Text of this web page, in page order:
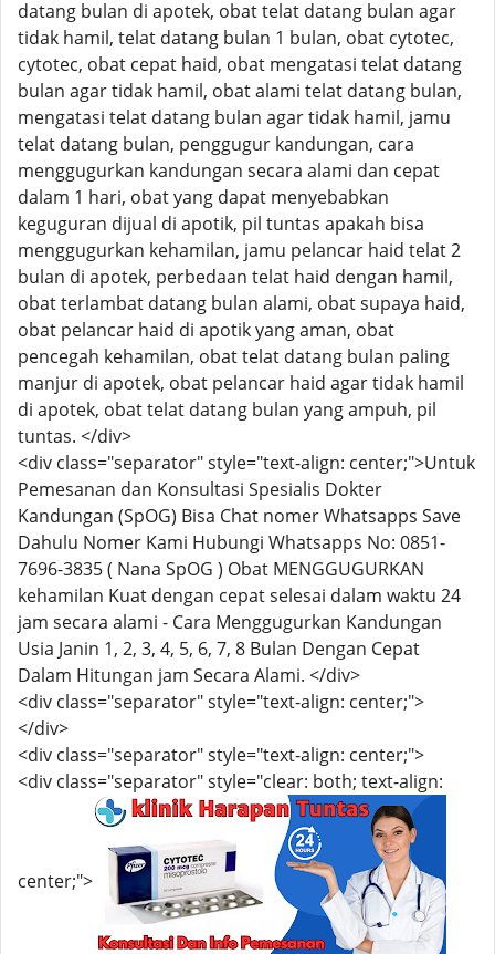
datang bulan di apotek, obat telat datang bulan agar
tidak hamil, telat datang bulan 1 bulan, obat cytotec,
cytotec, obat cepat haid, obat mengatasi telat datang
bulan agar tidak hamil, obat alami telat datang bulan,
mengatasi telat datang bulan agar tidak hamil, jamu
telat datang bulan, penggugur kandungan, cara
menggugurkan kandungan secara alami dan cepat
dalam 1 hari, obat yang dapat menyebabkan
keguguran dijual di apotik, pil tuntas apakah bisa
menggugurkan kehamilan, jamu pelancar haid telat 2
bulan di apotek, perbedaan telat haid dengan hamil,
obat terlambat datang bulan alami, obat supaya haid,
obat pelancar haid di apotik yang aman, obat
pencegah kehamilan, obat telat datang bulan paling
manjur di apotek, obat pelancar haid agar tidak hamil
di apotek, obat telat datang bulan yang ampuh, pil
tuntas. </div>
<div class="separator" style="text-align: center;">Untuk
Pemesanan dan Konsultasi Spesialis Dokter
Kandungan (SpOG) Bisa Chat nomer Whatsapps Save
Dahulu Nomer Kami Hubungi Whatsapps No: 0851-
7696-3835 ( Nana SpOG ) Obat MENGGUGURKAN
kehamilan Kuat dengan cepat selesai dalam waktu 24
jam secara alami - Cara Menggugurkan Kandungan
Usia Janin 1, 2, 3, 4, 5, 6, 7, 8 Bulan Dengan Cepat
Dalam Hitungan jam Secara Alami. </div>
<div class="separator" style="text-align: center;">
</div>
<div class="separator" style="text-align: center;">
<div class="separator" style="clear: both; text-align:
center;">